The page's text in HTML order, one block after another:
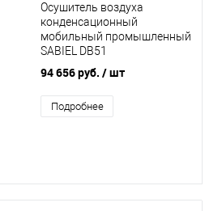
Осушитель воздуха
конденсационный
мобильный промышленный
SABIEL DB51
94 656 руб. / шт
Подробнее